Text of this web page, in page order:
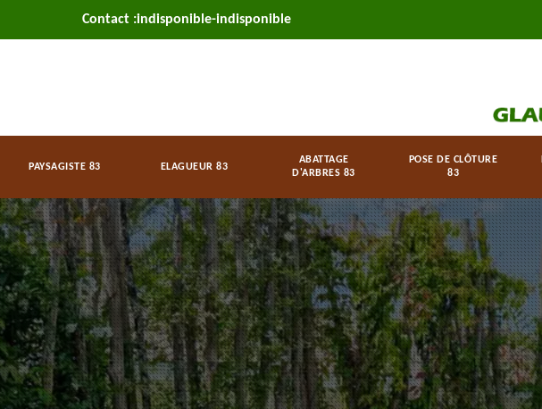
Contact :indisponible-indisponible
PAYSAGISTE 83 ELAGUEUR 83
ABATTAGE
D'ARBRES 83
POSE DE CLÔTURE
83